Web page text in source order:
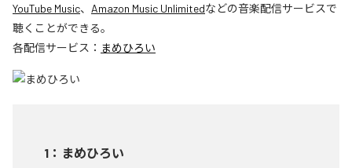
YouTube Music、 Amazon Music Unlimitedなどの音楽配信サービスで
聴くことができる。
各配信サービス： まめひろい
1 ： まめひろい